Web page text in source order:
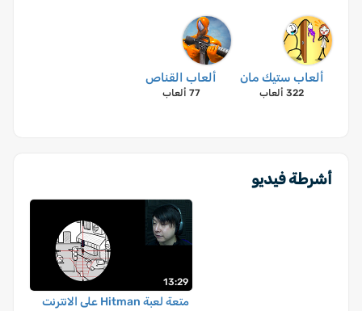
ألعاب ستيك مان
322 ألعاب
ألعاب القناص
77 ألعاب
أشرطة فيديو
13:29
متعة لعبة Hitman على الانترنت